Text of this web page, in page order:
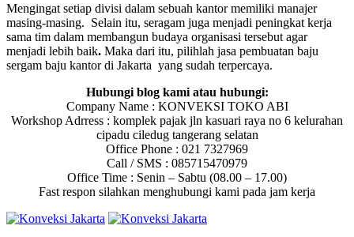
Mengingat setiap divisi dalam sebuah kantor memiliki manajer
masing-masing. Selain itu, seragam juga menjadi peningkat kerja
sama tim dalam membangun budaya organisasi tersebut agar
menjadi lebih baik. Maka dari itu, pilihlah jasa pembuatan baju
sergam baju kantor di Jakarta yang sudah terpercaya.
Hubungi blog kami atau hubungi:
Company Name : KONVEKSI TOKO ABI
Workshop Adrress : komplek pajak jln kasuari raya no 6 kelurahan
cipadu ciledug tangerang selatan
Office Phone : 021 7327969
Call / SMS : 085715470979
Office Time : Senin – Sabtu (08.00 – 17.00)
Fast respon silahkan menghubungi kami pada jam kerja